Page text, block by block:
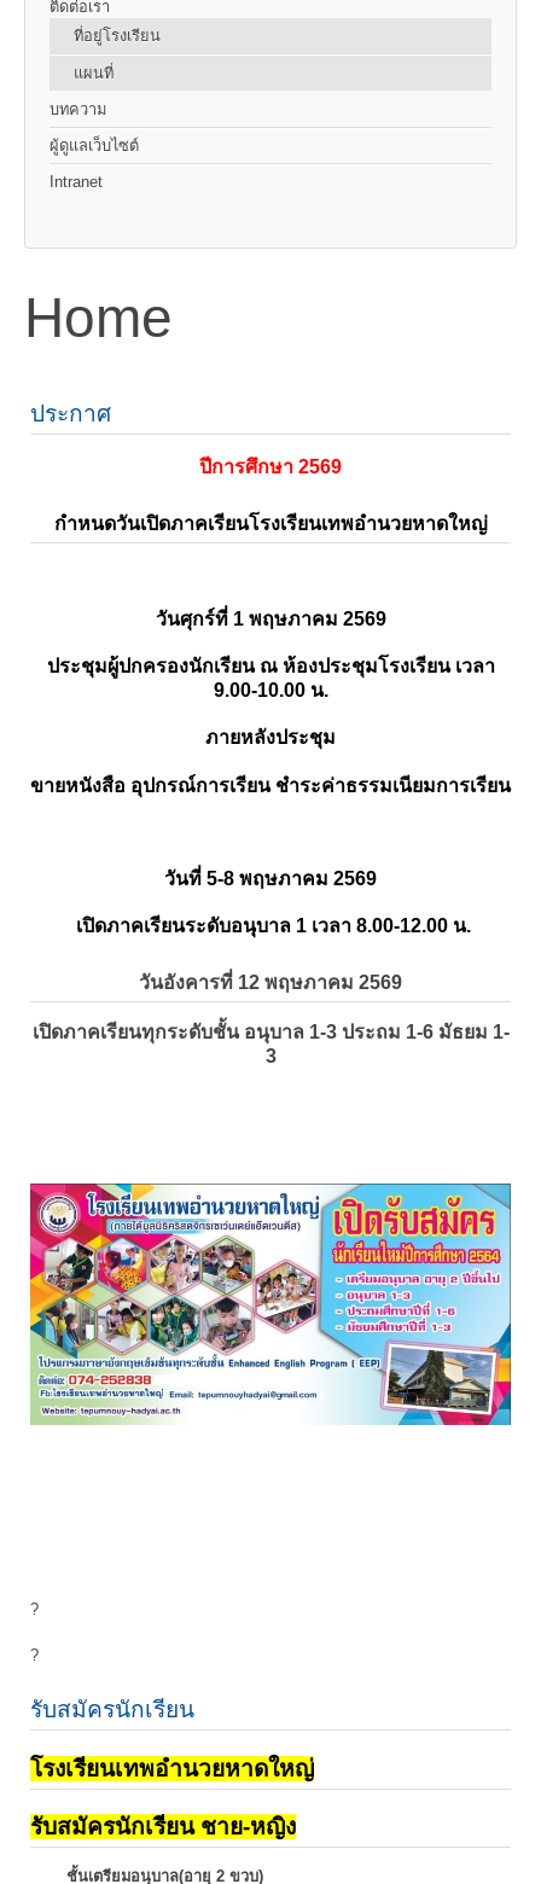
ติดต่อเรา
ที่อยู่โรงเรียน
แผนที่
บทความ
ผู้ดูแลเว็บไซต์
Intranet
Home
ประกาศ
ปีการศึกษา 2569
กำหนดวันเปิดภาคเรียนโรงเรียนเทพอำนวยหาดใหญ่
วันศุกร์ที่ 1 พฤษภาคม 2569
ประชุมผู้ปกครองนักเรียน ณ ห้องประชุมโรงเรียน เวลา
9.00-10.00 น.
ภายหลังประชุม
ขายหนังสือ อุปกรณ์การเรียน ชำระค่าธรรมเนียมการเรียน
วันที่ 5-8 พฤษภาคม 2569
เปิดภาคเรียนระดับอนุบาล 1 เวลา 8.00-12.00 น.
วันอังคารที่ 12 พฤษภาคม 2569
เปิดภาคเรียนทุกระดับชั้น อนุบาล 1-3 ประถม 1-6 มัธยม 1-
3
?
?
รับสมัครนักเรียน
โรงเรียนเทพอำนวยหาดใหญ่
รับสมัครนักเรียน ชาย-หญิง
ชั้นเตรียมอนุบาล(อายุ 2 ขวบ)